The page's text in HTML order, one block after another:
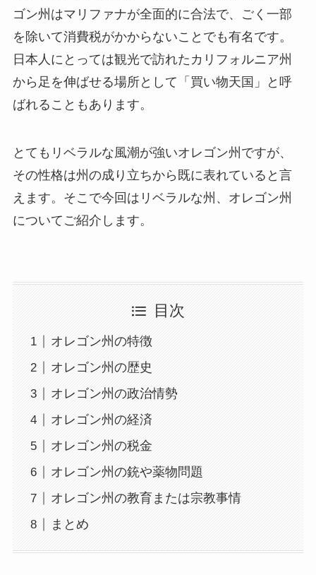
ゴン州はマリファナが全面的に合法で、ごく一部
を除いて消費税がかからないことでも有名です。
日本人にとっては観光で訪れたカリフォルニア州
から足を伸ばせる場所として「買い物天国」と呼
ばれることもあります。
とてもリベラルな風潮が強いオレゴン州ですが、
その性格は州の成り立ちから既に表れていると言
えます。そこで今回はリベラルな州、オレゴン州
についてご紹介します。
目次
オレゴン州の特徴
オレゴン州の歴史
オレゴン州の政治情勢
オレゴン州の経済
オレゴン州の税金
オレゴン州の銃や薬物問題
オレゴン州の教育または宗教事情
まとめ